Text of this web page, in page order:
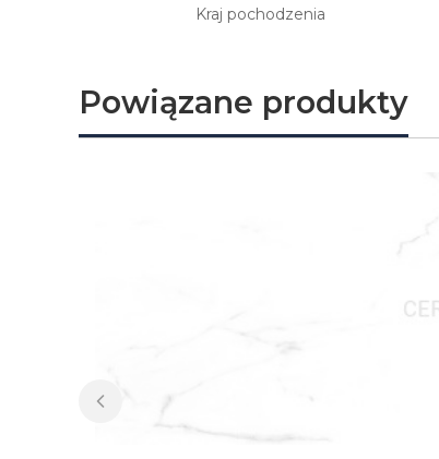
Kraj pochodzenia
Powiązane produkty